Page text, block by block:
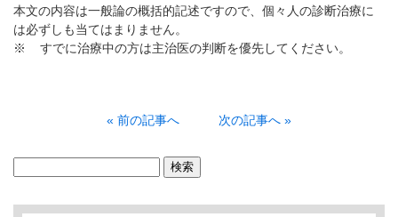
本文の内容は一般論の概括的記述ですので、個々人の診断治療に
は必ずしも当てはまりません。
※ すでに治療中の方は主治医の判断を優先してください。
« 前の記事へ 次の記事へ »